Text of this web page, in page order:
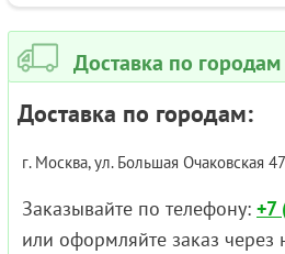
Доставка по городам
Доставка по городам:
г. Москва, ул. Большая Очаковская
Заказывайте по телефону: +7
или оформляйте заказ через